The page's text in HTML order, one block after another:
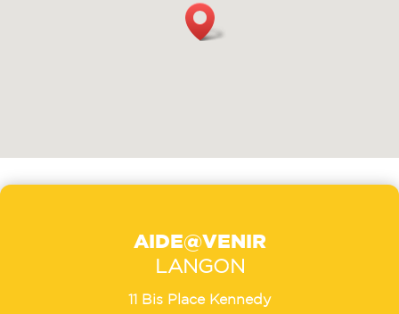
AIDE@VENIR
LANGON
11 Bis Place Kennedy